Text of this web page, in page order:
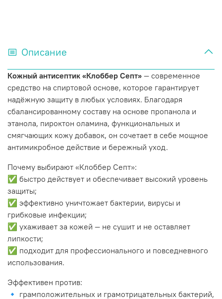
Описание
Кожный антисептик «Клоббер Септ» — современное
средство на спиртовой основе, которое гарантирует
надёжную защиту в любых условиях. Благодаря
сбалансированному составу на основе пропанола и
этанола, пироктон оламина, функциональных и
смягчающих кожу добавок, он сочетает в себе мощное
антимикробное действие и бережный уход.
Почему выбирают «Клоббер Септ»:
✅ быстро действует и обеспечивает высокий уровень
защиты;
✅ эффективно уничтожает бактерии, вирусы и
грибковые инфекции;
✅ ухаживает за кожей — не сушит и не оставляет
липкости;
✅ подходит для профессионального и повседневного
использования.
Эффективен против:
🔹 грамположительных и грамотрицательных бактерий,